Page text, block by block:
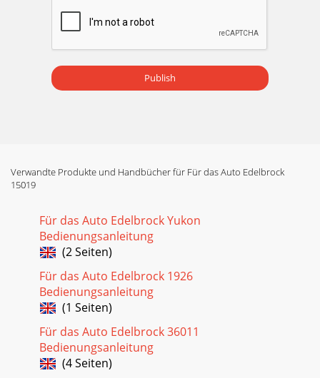
Publish
Verwandte Produkte und Handbücher für Für das Auto Edelbrock
15019
Für das Auto Edelbrock Yukon
Bedienungsanleitung
(2 Seiten)
Für das Auto Edelbrock 1926
Bedienungsanleitung
(1 Seiten)
Für das Auto Edelbrock 36011
Bedienungsanleitung
(4 Seiten)